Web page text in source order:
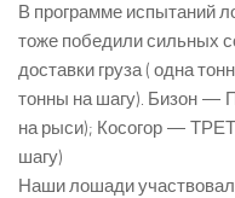
В программе испытаний
тоже победили сильных
доставки груза ( одна
тонны на шагу). Бизон
на рыси); Косогор —
шагу)
Наши лошади